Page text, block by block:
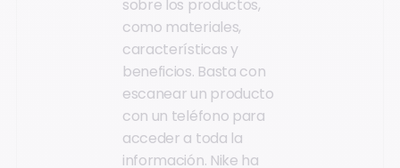
sobre los productos,
como materiales,
características y
beneficios. Basta con
escanear un producto
con un teléfono para
acceder a toda la
información. Nike ha